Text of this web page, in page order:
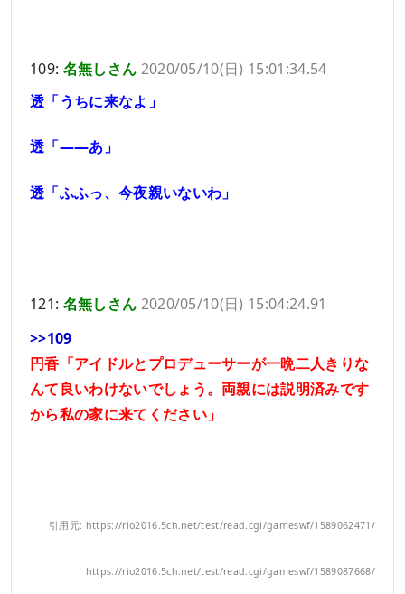
109: 名無しさん 2020/05/10(日) 15:01:34.54
透「うちに来なよ」
透「――あ」
透「ふふっ、今夜親いないわ」
121: 名無しさん 2020/05/10(日) 15:04:24.91
>>109
円香「アイドルとプロデューサーが一晩二人きりな
んて良いわけないでしょう。両親には説明済みです
から私の家に来てください」
引用元: https://rio2016.5ch.net/test/read.cgi/gameswf/1589062471/
https://rio2016.5ch.net/test/read.cgi/gameswf/1589087668/